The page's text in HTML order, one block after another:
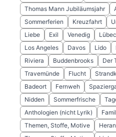
Thomas Mann Jubiläumsjahr
Sommerferien
Kreuzfahrt
Liebe
Exil Venedig
Los Angeles
Davos Lido
Riviera
Buddenbrooks Der
Travemünde
Flucht
Badeort
Fernweh
Nidden
Sommerfrische
Anthologien (nicht Lyrik)
Themen, Stoffe, Motive